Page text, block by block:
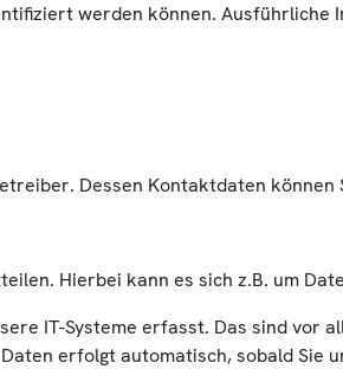
werden können. Ausführliche
Dessen Kontaktdaten können
Hierbei kann es sich z.B. um
IT-Systeme erfasst. Das sind vor
erfolgt automatisch, sobald Sie